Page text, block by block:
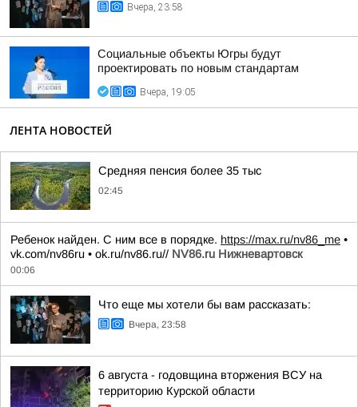
Вчера, 23:58
Социальные объекты Югры будут
проектировать по новым стандартам
Вчера, 19:05
ЛЕНТА НОВОСТЕЙ
Средняя пенсия более 35 тыс
02:45
Ребенок найден. С ним все в порядке. https://max.ru/nv86_me •
vk.com/nv86ru • ok.ru/nv86.ru// NV86.ru Нижневартовск
00:06
Что еще мы хотели бы вам рассказать:
Вчера, 23:58
6 августа - годовщина вторжения ВСУ на
территорию Курской области